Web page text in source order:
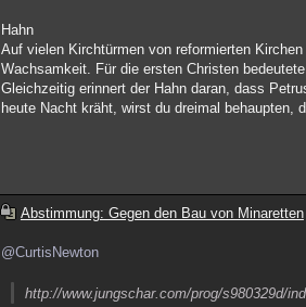
Hahn
Auf vielen Kirchtürmen von reformierten
Wachsamkeit. Für die ersten Christen
Gleichzeitig erinnert der Hahn daran, dass
heute Nacht kräht, wirst du dreimal behaupten,
Abstimmung: Gegen den Bau von Minaretten
@CurtisNewton
http://www.jungschar.com/prog/s980329d/